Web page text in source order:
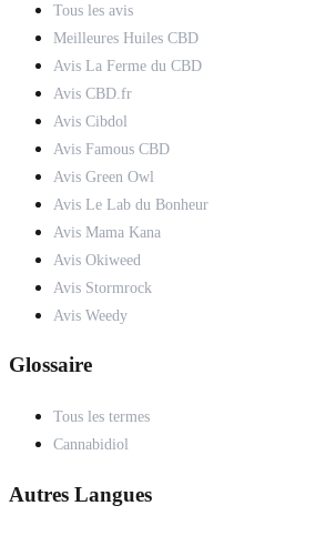
Tous les avis
Meilleures Huiles CBD
Avis La Ferme du CBD
Avis CBD.fr
Avis Cibdol
Avis Famous CBD
Avis Green Owl
Avis Le Lab du Bonheur
Avis Mama Kana
Avis Okiweed
Avis Stormrock
Avis Weedy
Glossaire
Tous les termes
Cannabidiol
Autres Langues